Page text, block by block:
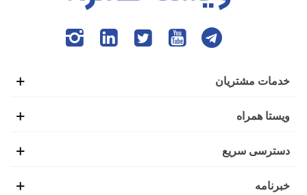
خدمات مشتریان
ویستا همراه
دسترسی سریع
خبرنامه